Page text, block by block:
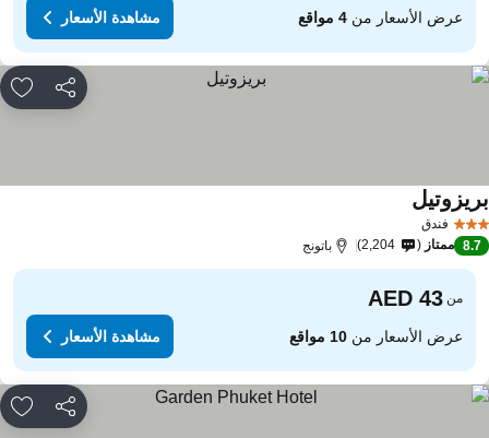
عرض الأسعار من4 مواقع مشاهدة الأسعار
مشاركة
فندق
مشاهدة الأسعار
8.7 ممتاز 2,204 باتونج
من
عرض الأسعار من10 مواقع مشاهدة الأسعار
مشاركة